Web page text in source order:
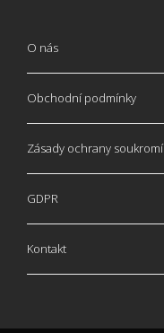
O nás
Obchodní podmínky
Zásady ochrany soukromí
GDPR
Kontakt